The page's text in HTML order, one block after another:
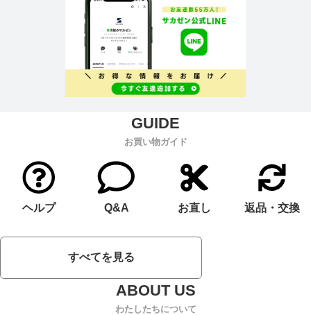
お買い物ガイド
ヘルプ Q&A お直し 返品・交換
すべてを見る
わたしたちについて